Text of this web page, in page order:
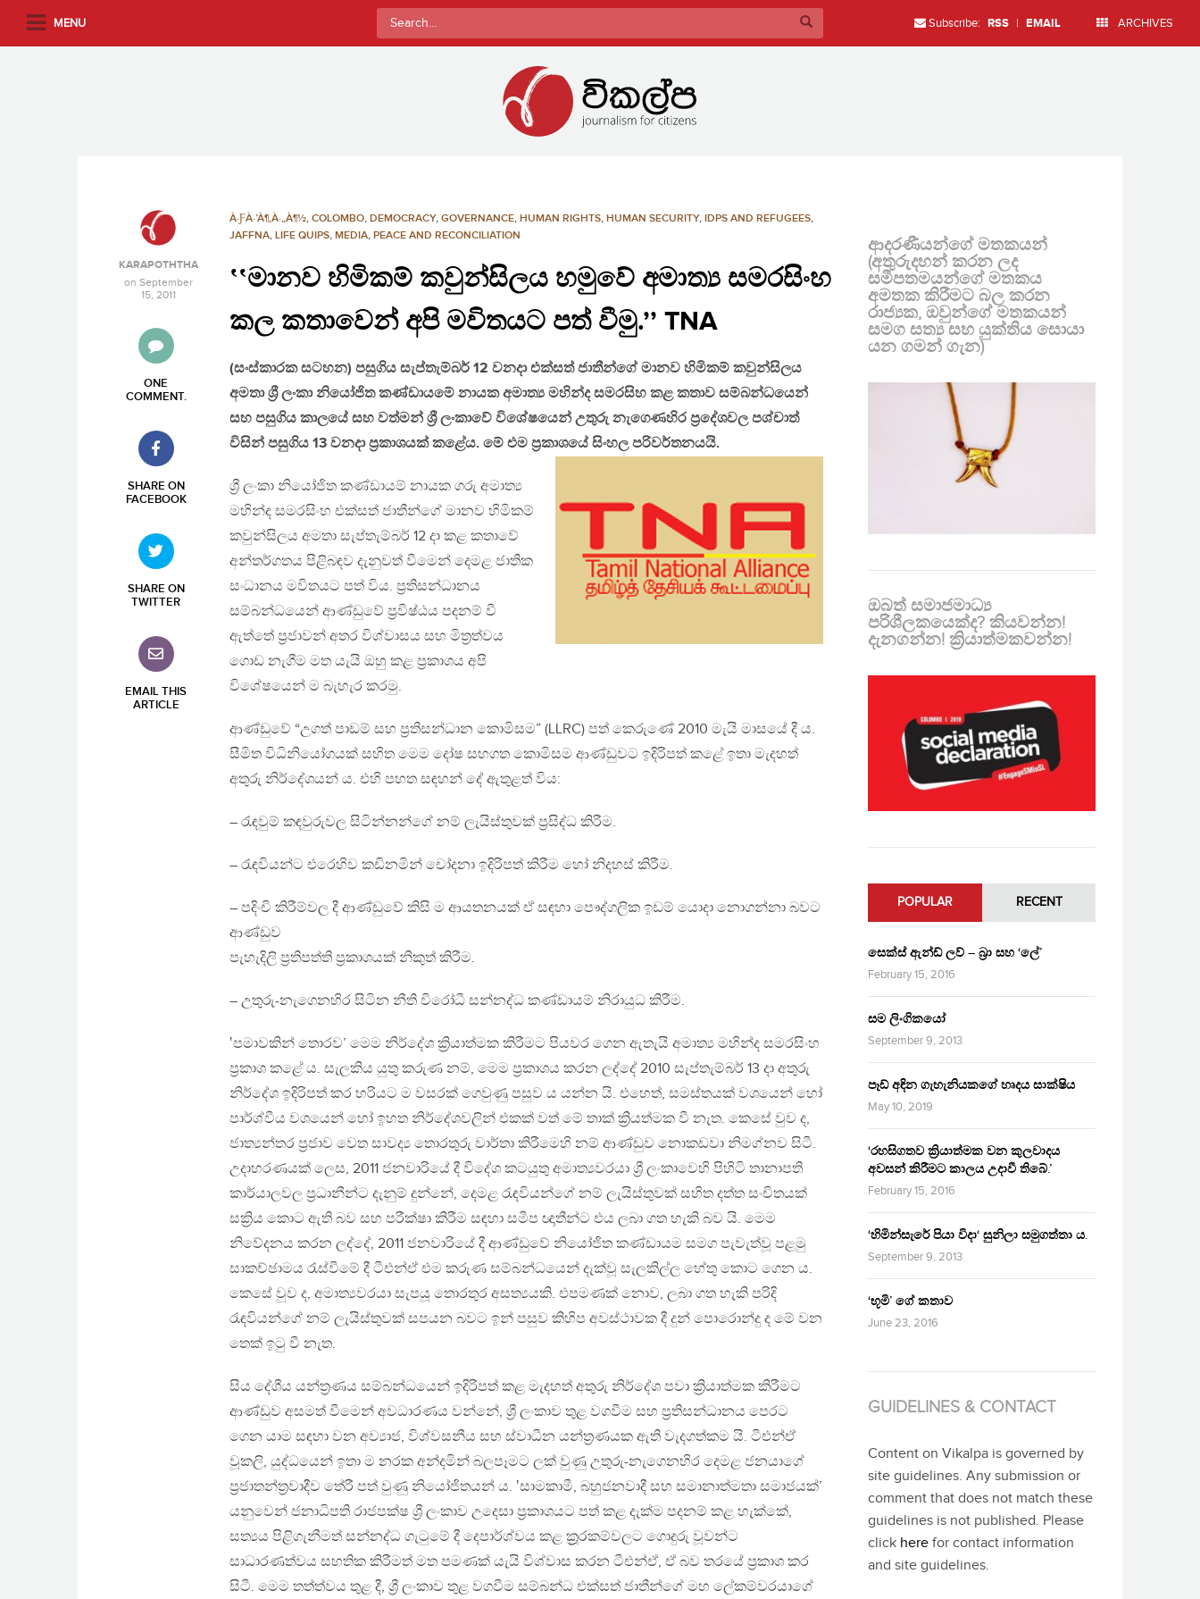
MENU
Search
for:
Subscribe: RSS | EMAIL ARCHIVES
À·ƑÀ·’À¶‚À·„À¶½, COLOMBO, DEMOCRACY, GOVERNANCE, HUMAN RIGHTS, HUMAN SECURITY, IDPS AND REFUGEES,
JAFFNA, LIFE QUIPS, MEDIA, PEACE AND RECONCILIATION
‛‛මානව හිමිකම් කවුන්සිලය හමුවේ අමාත්‍ය සමරසිංහ
කල කතාවෙන් අපි මවිතයට පත් වීමු.’’ TNA
KARAPOTHTHA
on September
15, 2011
ONE
COMMENT.
SHARE ON
FACEBOOK
SHARE ON
TWITTER
EMAIL THIS
ARTICLE
(සංස්කාරක සටහන) පසුගිය සැප්තැම්බර් 12 වනදා එක්සත් ජාතීන්ගේ මානව හිමිකම් කවුන්සිලය
අමතා ශ්‍රී ලංකා නියෝජිත කණ්ඩායමේ නායක අමාත්‍ය මහින්ද සමරසිහ කළ කතාව සම්බන්ධයෙන්
සහ පසුගිය කාලයේ සහ වත්මන් ශ්‍රී ලංකාවේ විශේෂයෙන් උතුරු නැගෙණහිර ප්‍රදේශවල පශ්චාත්
විසින් පසුගිය 13 වනදා ප්‍රකාශයක් කළේය. මේ එම ප්‍රකාශයේ සිංහල පරිවර්තනයයි.
ශ්‍රී ලංකා නියෝජිත කණ්ඩායම් නායක ගරු අමාත්‍ය
මහින්ද සමරසිංහ එක්සත් ජාතීන්ගේ මානව හිමිකම්
කවුන්සිලය අමතා සැප්තැම්බර් 12 දා කළ කතාවේ
අන්තර්ගතය පිළිබඳව දැනුවත් වීමෙන් දෙමළ ජාතික
සංධානය මවිතයට පත් විය. ප්‍රතිසන්ධානය
සම්බන්ධයෙන් ආණ්ඩුවේ ප්‍රවිෂ්ඨය පදනම් වී
ඇත්තේ ප්‍රජාවන් අතර විශ්වාසය සහ මිත්‍රත්වය
ගොඩ නැගීම මත යැයි ඔහු කළ ප්‍රකාශය අපි
විශේෂයෙන් ම බැහැර කරමු.
ආණ්ඩුවේ “උගත් පාඩම් සහ ප්‍රතිසන්ධාන කොමිසම” (LLRC) පත් කෙරුණේ 2010 මැයි මාසයේ දී ය.
සීමිත විධිනියෝගයක් සහිත මෙම දෝෂ සහගත කොමිසම ආණ්ඩුවට ඉදිරිපත් කළේ ඉතා මැදහත්
අතුරු නිර්දේශයන් ය. එහි පහත සඳහන් දේ ඇතුළත් විය:
– රැඳවුම් කඳවුරුවල සිටින්නන්ගේ නම් ලැයිස්තුවක් ප්‍රසිද්ධ කිරීම.
– රැඳවියන්ට එරෙහිව කඩිනමින් චෝදනා ඉදිරිපත් කිරීම හෝ නිදහස් කිරීම.
– පදිංචි කිරීම්වල දී ආණ්ඩුවේ කිසි ම ආයතනයක් ඒ සඳහා පෞද්ගලික ඉඩම් යොදා නොගන්නා බවට
ආණ්ඩුව
පැහැදිලි ප්‍රතිපත්ති ප්‍රකාශයක් නිකුත් කිරීම.
– උතුරු-නැගෙනහිර සිටින නීති විරෝධී සන්නද්ධ කණ්ඩායම් නිරායුධ කිරීම.
‛පමාවකින් තොරව’ මෙම නිර්දේශ ක්‍රියාත්මක කිරීමට පියවර ගෙන ඇතැයි අමාත්‍ය මහින්ද සමරසිංහ
ප්‍රකාශ කළේ ය. සැලකිය යුතු කරුණ නම්, මෙම ප්‍රකාශය කරන ලද්දේ 2010 සැප්තැම්බර් 13 දා අතුරු
නිර්දේශ ඉදිරිපත් කර හරියට ම වසරක් ගෙවුණු පසුව ය යන්න යි. එහෙත්, සමස්තයක් වශයෙන් හෝ
පාර්ශ්වීය වශයෙන් හෝ ඉහත නිර්දේශවලින් එකක් වත් මේ තාක් ක්‍රියත්මක වී නැත. කෙසේ වුව ද,
ජාත්‍යන්තර ප්‍රජාව වෙත සාවද්‍ය තොරතුරු වාර්තා කිරීමෙහි නම් ආණ්ඩුව නොකඩවා නිමග්නව සිටී.
උදාහරණයක් ලෙස, 2011 ජනවාරියේ දී විදේශ කටයුතු අමාත්‍යවරයා ශ්‍රී ලංකාවෙහි පිහිටි තානාපති
කාර්යාලවල ප්‍රධානීන්ට දැනුම් දුන්නේ, දෙමළ රැඳවියන්ගේ නම් ලැයිස්තුවක් සහිත දත්ත සංචිතයක්
සක්‍රිය කොට ඇති බව සහ පරීක්ෂා කිරීම සඳහා සමීප ඥාතීන්ට එය ලබා ගත හැකි බව යි. මෙම
නිවේදනය කරන ලද්දේ, 2011 ජනවාරියේ දී ආණ්ඩුවේ නියෝජිත කණ්ඩායම සමග පැවැත්වූ පළමු
සාකච්ඡාමය රැස්වීමේ දී ටීඑන්ඒ එම කරුණ සම්බන්ධයෙන් දැක්වූ සැලකිල්ල හේතු කොට ගෙන ය.
කෙසේ වුව ද, අමාත්‍යවරයා සැපයූ තොරතුර අසත්‍යයකි. එපමණක් නොව, ලබා ගත හැකි පරිදි
රැඳවියන්ගේ නම් ලැයිස්තුවක් සපයන බවට ඉන් පසුව කිහිප අවස්ථාවක දී දුන් පොරොන්දු ද මේ වන
තෙක් ඉටු වී නැත.
සිය දේශීය යන්ත්‍රණය සම්බන්ධයෙන් ඉදිරිපත් කළ මැදහත් අතුරු නිර්දේශ පවා ක්‍රියාත්මක කිරීමට
ආණ්ඩුව අසමත් වීමෙන් අවධාරණය වන්නේ, ශ්‍රී ලංකාව තුළ වගවීම සහ ප්‍රතිසන්ධානය පෙරට
ගෙන යාම සඳහා වන අව්‍යාජ, විශ්වසනීය සහ ස්වාධීන යන්ත්‍රණයක ඇති වැදගත්කම යි. ටීඑන්ඒ
වූකලි, යුද්ධයෙන් ඉතා ම නරක අන්දමින් බලපෑමට ලක් වුණු උතුරු-නැගෙනහිර දෙමළ ජනයාගේ
ප්‍රජාතන්ත්‍රවාදීව තේරී පත් වුණු නියෝජිතයන් ය. ‛සාමකාමී, බහුජනවාදී සහ සමානාත්මතා සමාජයක්’
යනුවෙන් ජනාධිපති රාජපක්ෂ ශ්‍රී ලංකාව උදෙසා ප්‍රකාශයට පත් කළ දැක්ම පදනම් කළ හැක්කේ,
සත්‍යය පිළිගැනීමත් සන්නද්ධ ගැටුමේ දී දෙපාර්ශ්වය කළ ක්‍රූරකම්වලට ගොදුරු වූවන්ට
සාධාරණත්වය සහතික කිරීමත් මත පමණක් යැයි විශ්වාස කරන ටීඑන්ඒ, ඒ බව තරයේ ප්‍රකාශ කර
සිටී. මෙම තත්ත්වය තුළ දී, ශ්‍රී ලංකාව තුළ වගවීම සම්බන්ධ එක්සත් ජාතීන්ගේ මහ ලේකම්වරයාගේ
ආදරණීයන්ගේ මතකයන්
(අතුරුදහන් කරන ලද
සමීපතමයන්ගේ මතකය
අමතක කිරීමට බල කරන
රාජ්‍යක, ඔවුන්ගේ මතකයන්
සමග සත්‍ය සහ යුක්තිය සොයා
යන ගමන් ගැන)
ඔබත් සමාජමාධ්‍ය
පරිශීලකයෙක්ද? කියවන්න!
දැනගන්න! ක්‍රියාත්මකවන්න!
POPULAR RECENT
සෙක්ස් ඇන්ඩ් ලව් – බ්‍රා සහ ‘ලේ’
February 15, 2016
සම ලිංගිකයෝ
September 9, 2013
පෑඩ් අඳින ගැහැනියකගේ හෘදය සාක්ෂිය
May 10, 2019
‘රහසිගතව ක්‍රියාත්මක වන කුලවාදය
අවසන් කිරීමට කාලය උදාවී තිබේ.’
February 15, 2016
‘හිමින්සැරේ පියා විදා‘ සුනිලා සමුගත්තා ය.
September 9, 2013
‘භූමි’ ගේ කතාව
June 23, 2016
GUIDELINES & CONTACT
Content on Vikalpa is governed by
site guidelines. Any submission or
comment that does not match these
guidelines is not published. Please
click here for contact information
and site guidelines.